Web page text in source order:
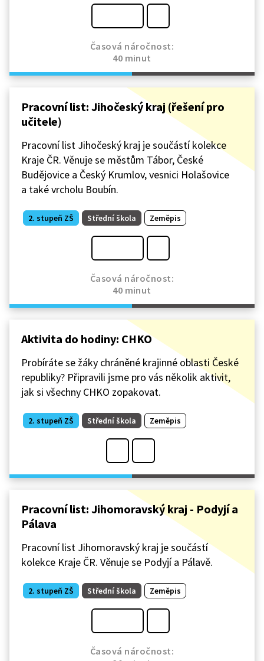
Časová náročnost:
40 minut
Pracovní list: Jihočeský kraj (řešení pro
učitele)
Pracovní list Jihočeský kraj je součástí kolekce
Kraje ČR. Věnuje se městům Tábor, České
Budějovice a Český Krumlov, vesnici Holašovice
a také vrcholu Boubín.
2. stupeň ZŠ Střední škola Zeměpis
Časová náročnost:
40 minut
Aktivita do hodiny: CHKO
Probíráte se žáky chráněné krajinné oblasti České
republiky? Připravili jsme pro vás několik aktivit,
jak si všechny CHKO zopakovat.
2. stupeň ZŠ Střední škola Zeměpis
Pracovní list: Jihomoravský kraj - Podyjí a
Pálava
Pracovní list Jihomoravský kraj je součástí
kolekce Kraje ČR. Věnuje se Podyjí a Pálavě.
2. stupeň ZŠ Střední škola Zeměpis
Časová náročnost: